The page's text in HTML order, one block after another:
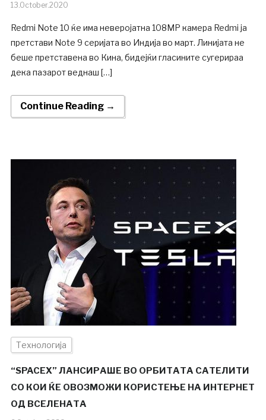
13.October.2020
Redmi Note 10 ќе има неверојатна 108MP камера Redmi ја
претстави Note 9 серијата во Индија во март. Линијата не
беше претставена во Кина, бидејќи гласините сугерираа
дека пазарот веднаш […]
Continue Reading →
Технологија
“SPACEX” ЛАНСИРАШЕ ВО ОРБИТАТА САТЕЛИТИ
СО КОИ ЌЕ ОВОЗМОЖИ КОРИСТЕЊЕ НА ИНТЕРНЕТ
ОД ВСЕЛЕНАТА